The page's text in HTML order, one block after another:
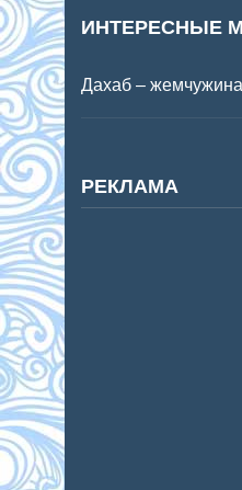
ИНТЕРЕСНЫЕ
Дахаб –
РЕКЛАМА